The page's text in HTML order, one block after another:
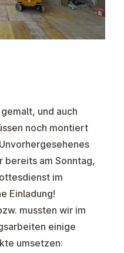
und auch
noch montiert
bereits am Sonntag,
im
Einladung!
mussten wir im
einige
umsetzen: